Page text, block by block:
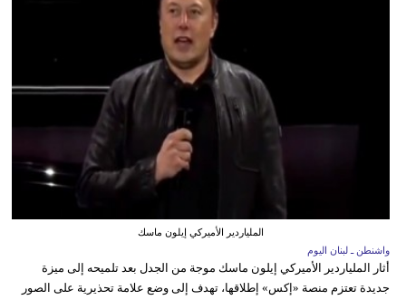
الملياردير الأميركي إيلون ماسك
واشنطن ـ لبنان اليوم
أثار الملياردير الأميركي إيلون ماسك موجة من الجدل بعد تلميحه إلى ميزة
جديدة تعتزم منصة «إكس» إطلاقها، تهدف إلى وضع علامة تحذيرية على الصور